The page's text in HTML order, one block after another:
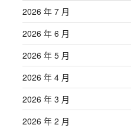
2026 年 7 月
2026 年 6 月
2026 年 5 月
2026 年 4 月
2026 年 3 月
2026 年 2 月